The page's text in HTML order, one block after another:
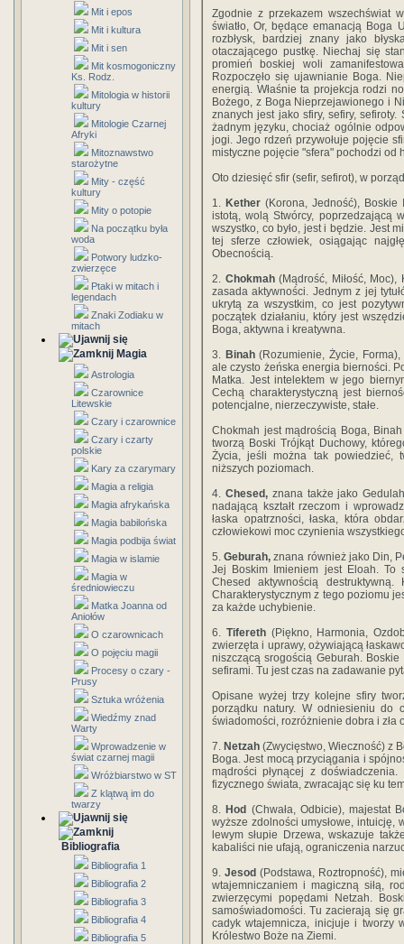
Mit i epos
Mit i kultura
Mit i sen
Mit kosmogoniczny
Ks. Rodz.
Mitologia w historii
kultury
Mitologie Czarnej
Afryki
Mitoznawstwo
starożytne
Mity - część
kultury
Mity o potopie
Na początku była
woda
Potwory ludzko-
zwierzęce
Ptaki w mitach i
legendach
Znaki Zodiaku w
mitach
Magia
Astrologia
Czarownice
Litewskie
Czary i czarownice
Czary i czarty
polskie
Kary za czarymary
Magia a religia
Magia afrykańska
Magia babilońska
Magia podbija świat
Magia w islamie
Magia w
średniowieczu
Matka Joanna od
Aniołów
O czarownicach
O pojęciu magii
Procesy o czary -
Prusy
Sztuka wróżenia
Wiedźmy znad
Warty
Wprowadzenie w
świat czarnej magii
Wróżbiarstwo w ST
Z klątwą im do
twarzy
Bibliografia
Bibliografia 1
Bibliografia 2
Bibliografia 3
Bibliografia 4
Bibliografia 5
Zgodnie z przekazem wszechświat
światło, Or, będące emanacją Boga
rozbłysk, bardziej znany jako
otaczającego pustkę. Niechaj się
promień boskiej woli
Rozpoczęło się ujawnianie Boga.
energią. Właśnie ta projekcja rodzi
Bożego, z Boga Nieprzejawionego i
znanych jest jako sfiry, sefiry,
żadnym języku, chociaż ogólnie
jogi. Jego rdzeń przywołuje pojęcie
mistyczne pojęcie "sfera" pochodzi od
Oto dziesięć sfir (sefir, sefirot), w
1. Kether (Korona, Jedność), Boskie
istotą, wolą Stwórcy, poprzedzającą
wszystko, co było, jest i będzie. Jest
tej sferze człowiek, osiągając
Obecnością.
2. Chokmah (Mądrość, Miłość,
zasada aktywności. Jednym z jej
ukrytą za wszystkim, co jest
początek działaniu, który jest
Boga, aktywna i kreatywna.
3. Binah(Rozumienie, Życie,
ale czysto żeńska energia bierności.
Matka. Jest intelektem w jego
Cechą charakterystyczną jest
potencjalne, nierzeczywiste, stałe.
Chokmah jest mądrością Boga,
tworzą Boski Trójkąt Duchowy,
Życia, jeśli można tak powiedzieć,
niższych poziomach.
4. Chesed,znana także jako Gedulah
nadającą kształt rzeczom i
łaska opatrzności, łaska, która
człowiekowi moc czynienia
5.Geburah, znana również jako Din,
Jej Boskim Imieniem jest Eloah. To
Chesed aktywnością destruktywną.
Charakterystycznym z tego poziomu
za każde uchybienie.
6. Tifereth(Piękno, Harmonia,
zwierzęta i uprawy, ożywiającą
niszczącą srogością Geburah.
sefirami. Tu jest czas na zadawanie
Opisane wyżej trzy kolejne sfiry
porządku natury. W odniesieniu do
świadomości, rozróżnienie dobra i zła
7. Netzah (Zwycięstwo, Wieczność) z
Boga. Jest mocą przyciągania i
mądrości płynącej z
fizycznego świata, zwracając się ku
8. Hod (Chwała, Odbicie), majestat
wyższe zdolności umysłowe,
lewym słupie Drzewa, wskazuje
kabaliści nie ufają, ograniczenia
9. Jesod (Podstawa, Roztropność),
wtajemniczaniem i magiczną siłą,
zwierzęcymi popędami Netzah.
samoświadomości. Tu zacierają się
cadyk wtajemnicza, inicjuje i tworzy
Królestwo Boże na Ziemi.